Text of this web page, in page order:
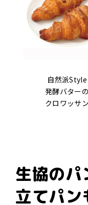
自然派Style
発酵バターの
クロワッサン
生協のパ
立てパン